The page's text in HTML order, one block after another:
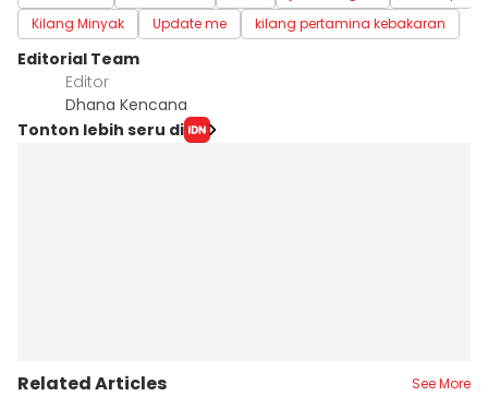
Kilang Minyak
Update me kilang pertamina kebakaran
Editorial Team
Editor
Dhana Kencana
Tonton lebih seru di
Related Articles See More